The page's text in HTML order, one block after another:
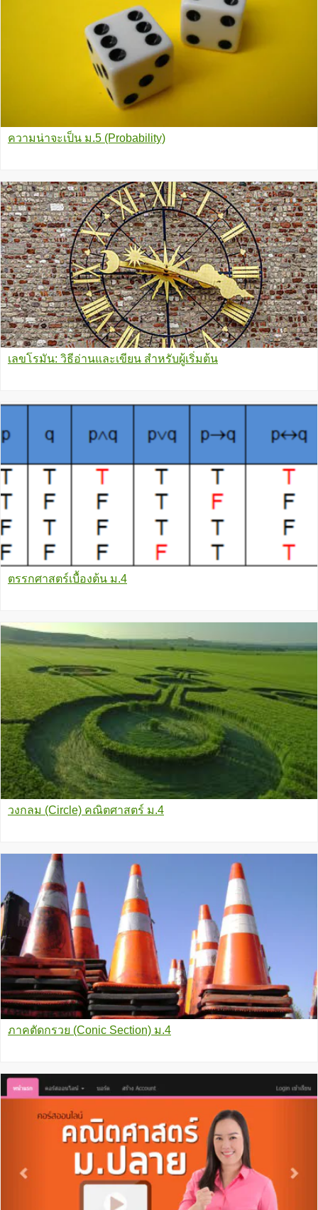
ความน่าจะเป็น ม.5 (Probability)
เลขโรมัน: วิธีอ่านและเขียน สำหรับผู้เริ่มต้น
ตรรกศาสตร์เบื้องต้น ม.4
วงกลม (Circle) คณิตศาสตร์ ม.4
ภาคตัดกรวย (Conic Section) ม.4